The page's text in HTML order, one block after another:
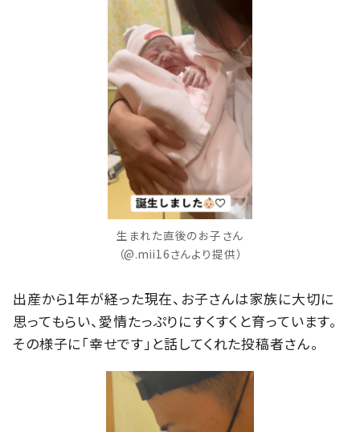
生まれた直後のお子さん
（@.mii16さんより提供）
出産から1年が経った現在、お子さんは家族に大切に
思ってもらい、愛情たっぷりにすくすくと育っています。
その様子に「幸せです」と話してくれた投稿者さん。